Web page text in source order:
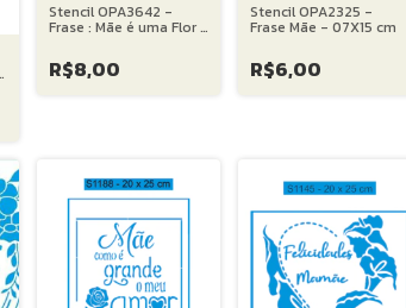
Stencil OPA3642 -
Frase : Mãe é uma Flor -
R$8,00
Stencil OPA2325 -
Frase Mãe - 07X15 cm
R$6,00